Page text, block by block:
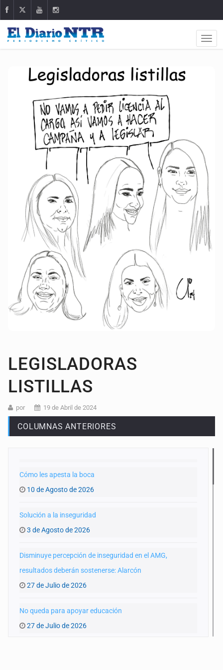
LEGISLADORAS
LISTILLAS
por 19 de Abril de 2024
COLUMNAS ANTERIORES
Cómo les apesta la boca
10 de Agosto de 2026
Solución a la inseguridad
3 de Agosto de 2026
Disminuye percepción de inseguridad en el AMG,
resultados deberán sostenerse: Alarcón
27 de Julio de 2026
No queda para apoyar educación
27 de Julio de 2026